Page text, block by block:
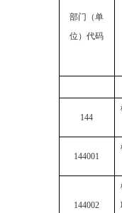
部门（单
位）代码
144
144001
144002